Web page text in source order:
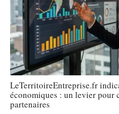
LeTerritoireEntreprise.fr
économiques : un levier pour
partenaires